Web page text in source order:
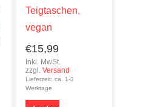
Teigtaschen,
vegan
€15,99
Inkl. MwSt.
zzgl.Versand
Lieferzeit: ca. 1-3
Werktage